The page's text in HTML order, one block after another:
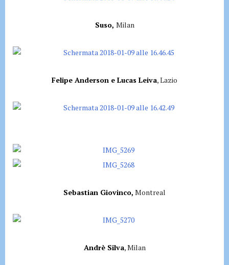
Suso, Milan
Felipe Anderson e Lucas Leiva, Lazio
Sebastian Giovinco, Montreal
Andrè Silva, Milan